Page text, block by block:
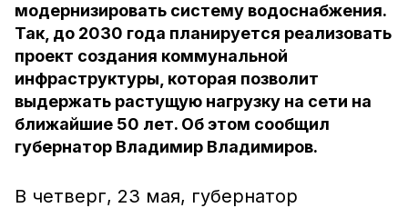
модернизировать систему водоснабжения.
Так, до 2030 года планируется реализовать
проект создания коммунальной
инфраструктуры, которая позволит
выдержать растущую нагрузку на сети на
ближайшие 50 лет. Об этом сообщил
губернатор Владимир Владимиров.
В четверг, 23 мая, губернатор